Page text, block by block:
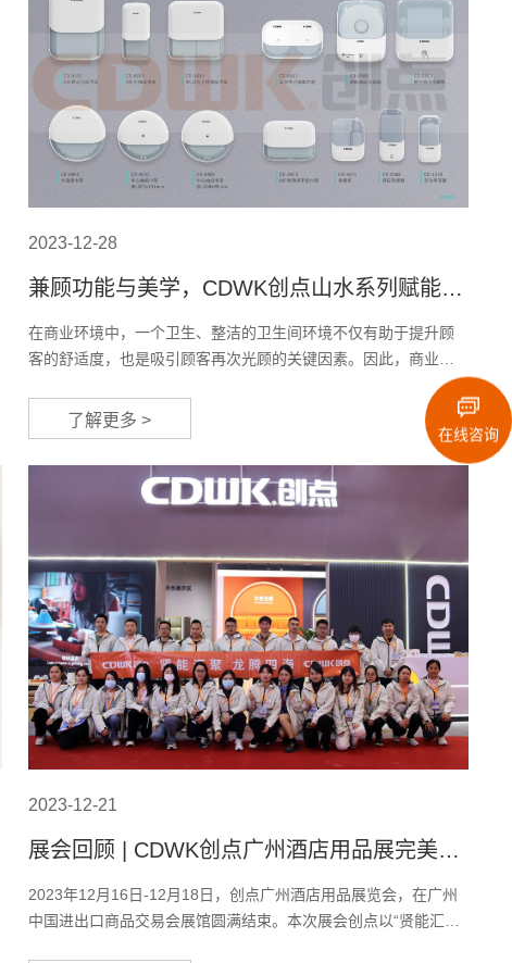
2023-12-28
兼顾功能与美学，CDWK创点山水系列赋能公
共卫生间体验升级
在商业环境中，一个卫生、整洁的卫生间环境不仅有助于提升顾
客的舒适度，也是吸引顾客再次光顾的关键因素。因此，商业综
合体应重视卫生间的维护和设计。现代的公共卫生间设计，除了
解决高频使用和清洁困难等传统问题，还需要关注环保节能以及
文化元素的融入。这些元素不仅能够提高卫生间的品质，同时也
有助于塑造商业综合体的品牌形象。
了解更多 >
2023-12-21
展会回顾 | CDWK创点广州酒店用品展完美收
官，期待下次与您相聚！
2023年12月16日-12月18日，创点广州酒店用品展览会，在广州
中国进出口商品交易会展馆圆满结束。本次展会创点以“贤能汇
在线咨询